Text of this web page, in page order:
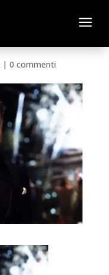
a
| 0 commenti